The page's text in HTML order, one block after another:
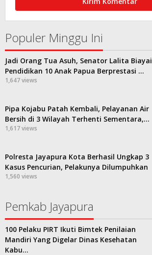
Populer Minggu Ini
Jadi Orang Tua Asuh, Senator Lalita Biayai
Pendidikan 10 Anak Papua Berprestasi …
1,647 views
Pipa Kojabu Patah Kembali, Pelayanan Air
Bersih di 3 Wilayah Terhenti Sementara,…
1,617 views
Polresta Jayapura Kota Berhasil Ungkap 3
Kasus Pencurian, Pelakunya Dilumpuhkan
1,560 views
Pemkab Jayapura
100 Pelaku PIRT Ikuti Bimtek Penilaian
Mandiri Yang Digelar Dinas Kesehatan
Kabu…